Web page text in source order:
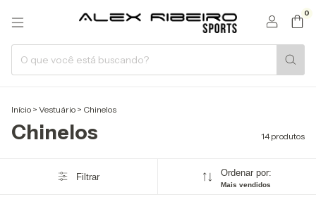
0
Início > Vestuário > Chinelos
Chinelos 14 produtos
Filtrar Ordenar por:
Mais vendidos